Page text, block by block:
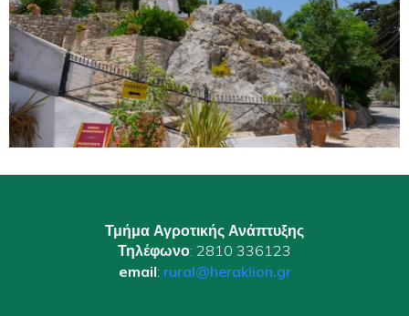
Τμήμα Αγροτικής Ανάπτυξης
Τηλέφωνο: 2810 336123
email: rural@heraklion.gr